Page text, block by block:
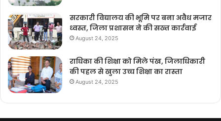
सरकारी विद्यालय की भूमि पर बना अवैध मजार
ध्वस्त, जिला प्रशासन ने की सख्त कार्रवाई
August 24, 2025
राधिका की शिक्षा को मिले पंख, जिलाधिकारी
की पहल से खुला उच्च शिक्षा का रास्ता
August 24, 2025